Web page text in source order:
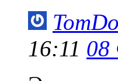
16:11 08